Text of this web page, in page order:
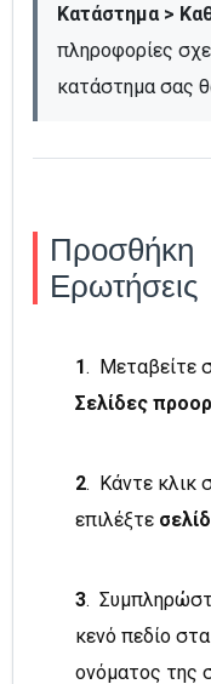
Κατάστημα >
πληροφορίες
κατάστημα σας
Ερωτήσεις
1. Μεταβείτε
Σελίδες
2. Κάντε κλικ
επιλέξτε
3.
κενό πεδίο
ονόματος της